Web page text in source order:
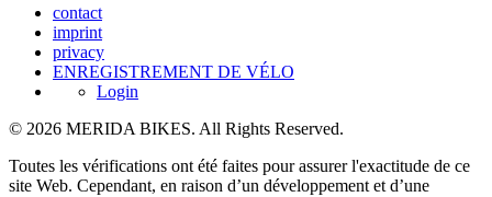
contact
imprint
privacy
ENREGISTREMENT DE VÉLO
Login
© 2026 MERIDA BIKES. All Rights Reserved.
Toutes les vérifications ont été faites pour assurer l'exactitude de ce
site Web. Cependant, en raison d’un développement et d’une